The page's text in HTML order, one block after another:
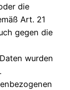
die
Art. 21
gegen die
wurden